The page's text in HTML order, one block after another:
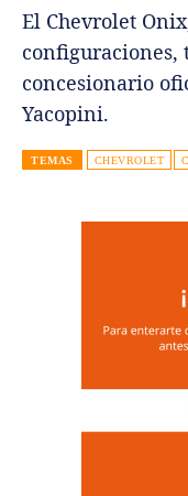
El Chevrolet
configuraciones,
concesionario
Yacopini.
TEMAS CHEVROLET